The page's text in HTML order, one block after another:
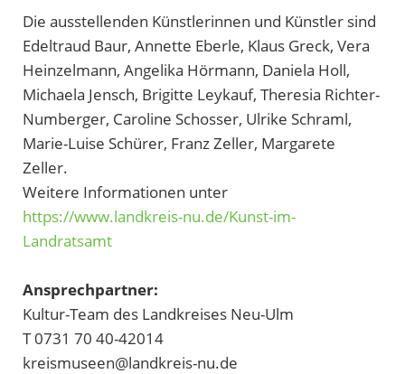
Die ausstellenden Künstlerinnen und Künstler sind
Edeltraud Baur, Annette Eberle, Klaus Greck, Vera
Heinzelmann, Angelika Hörmann, Daniela Holl,
Michaela Jensch, Brigitte Leykauf, Theresia Richter-
Numberger, Caroline Schosser, Ulrike Schraml,
Marie-Luise Schürer, Franz Zeller, Margarete
Zeller.
Weitere Informationen unter
https://www.landkreis-nu.de/Kunst-im-
Landratsamt
Ansprechpartner:
Kultur-Team des Landkreises Neu-Ulm
T 0731 70 40-42014
kreismuseen@landkreis-nu.de